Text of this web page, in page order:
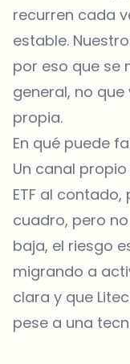
recurren cada
estable.
por eso que se
general, no
propia.
En qué puede
Un canal
ETF al
cuadro, pero
baja, el riesgo
migrando a
clara y que
pese a una